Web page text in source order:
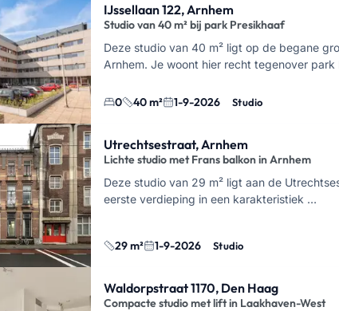
IJssellaan 122, Arnhem
Studio van 40 m² bij park Presikhaaf
Deze studio van 40 m² ligt op de begane
Arnhem. Je woont hier recht tegenover park
0 40 m² 1-9-2026 Studio
Utrechtsestraat, Arnhem
Lichte studio met Frans balkon in Arnhem
Deze studio van 29 m² ligt aan de
eerste verdieping in een karakteristiek …
29 m² 1-9-2026 Studio
Waldorpstraat 1170, Den Haag
Compacte studio met lift in Laakhaven-West